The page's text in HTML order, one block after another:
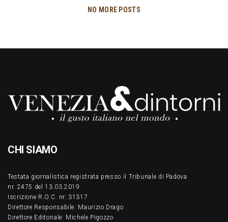
NO MORE POSTS
CHI SIAMO
Testata giornalistica registrata presso il Tribunale di Padova
nr. 2475 del 13.03.2019
Iscrizione R.O.C. nr. 31317
Direttore Responsabile: Maurizio Drago
Direttore Editoriale: Michele Pigozzo